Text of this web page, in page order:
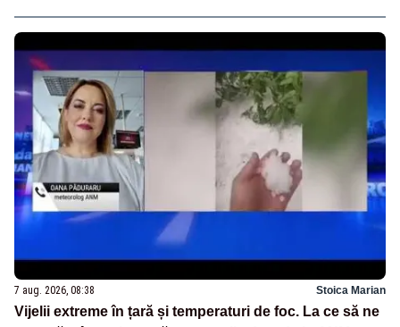
7 aug. 2026, 08:38 Stoica Marian
Vijelii extreme în țară și temperaturi de foc. La ce să ne